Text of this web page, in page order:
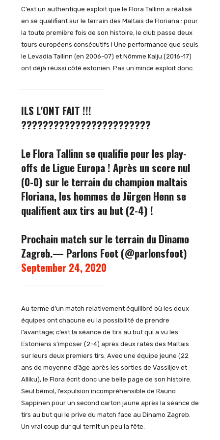
C’est un authentique exploit que le Flora Tallinn a réalisé
en se qualifiant sur le terrain des Maltais de Floriana : pour
la toute première fois de son histoire, le club passe deux
tours européens consécutifs ! Une performance que seuls
le Levadia Tallinn (en 2006-07) et Nõmme Kalju (2016-17)
ont déjà réussi côté estonien. Pas un mince exploit donc.
ILS L'ONT FAIT !!!
????????????????????????
Le Flora Tallinn se qualifie pour les play-
offs de Ligue Europa ! Après un score nul
(0-0) sur le terrain du champion maltais
Floriana, les hommes de Jürgen Henn se
qualifient aux tirs au but (2-4) !
Prochain match sur le terrain du Dinamo
Zagreb.— Parlons Foot (@parlonsfoot)
September 24, 2020
Au terme d’un match relativement équilibré où les deux
équipes ont chacune eu la possibilité de prendre
l’avantage; c’est la séance de tirs au but qui a vu les
Estoniens s’imposer (2-4) après deux ratés des Maltais
sur leurs deux premiers tirs. Avec une équipe jeune (22
ans de moyenne d’âge après les sorties de Vassiljev et
Alliku), le Flora écrit donc une belle page de son histoire.
Seul bémol, l’expulsion incompréhensible de Rauno
Sappinen pour un second carton jaune après la séance de
tirs au but qui le prive du match face au Dinamo Zagreb.
Un vrai coup dur qui ternit un peu la fête.